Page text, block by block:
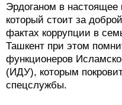
Эрдоганом в
который стоит за
фактах коррупции в
Ташкент при этом
функционеров
(ИДУ), которым
спецслужбы.